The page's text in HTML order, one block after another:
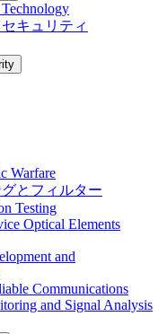
キュリティ
Warfare
とフィルター
Testing
Optical Elements
and
Communications
and Signal Analysis